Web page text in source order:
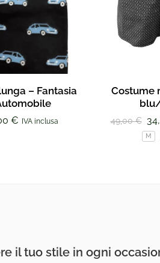
– Fantasia
€ IVA inclusa
Costume
49,00€
M
il tuo stile in ogni